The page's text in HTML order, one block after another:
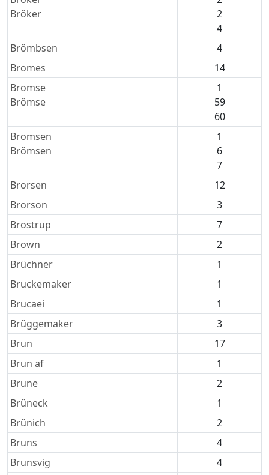
Bröker
2
4
Brömbsen
4
Bromes
14
Bromse
Brömse
1
59
60
Bromsen
Brömsen
1
6
7
Brorsen
12
Brorson
3
Brostrup
7
Brown
2
Brüchner
1
Bruckemaker
1
Brucaei
1
Brüggemaker
3
Brun
17
Brun af
1
Brune
2
Brüneck
1
Brünich
2
Bruns
4
Brunsvig
4